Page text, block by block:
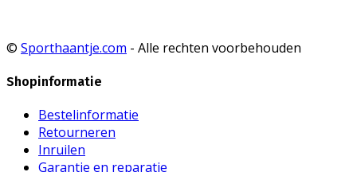
© Sporthaantje.com - Alle rechten voorbehouden
Shopinformatie
Bestelinformatie
Retourneren
Inruilen
Garantie en reparatie